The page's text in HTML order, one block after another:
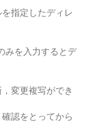
指定したディレ
みを入力するとデ
変更複写ができ
認をとってから